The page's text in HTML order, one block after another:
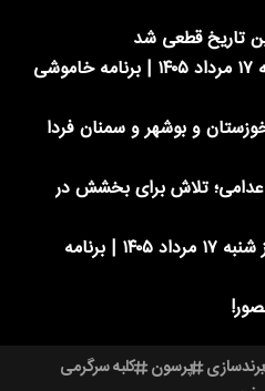
تاریخ قطعی شد
جدول قطعی برق مشهد روز شنبه ۱۷ مرداد ۱۴۰۵ | برنامه خاموشی
و بوشهر و سمنان فردا
تلاش برای بخشش در
جدول قطعی برق البرز و کرج روز شنبه ۱۷ مرداد ۱۴۰۵ | برنامه
برندسازی پرسون کلبه سرگرمی